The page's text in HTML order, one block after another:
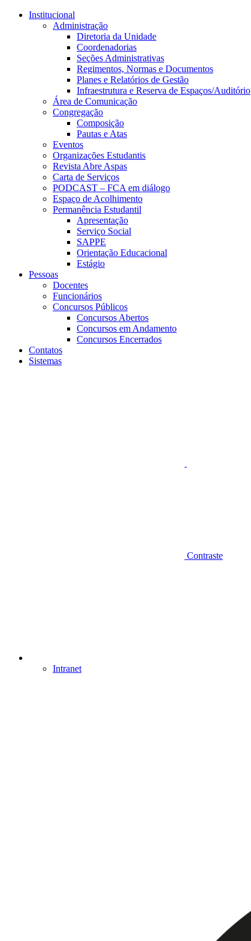
Conteúdo principal
Institucional
Administração
Diretoria da Unidade
Coordenadorias
Seções Administrativas
Regimentos, Normas e Documentos
Planes e Relatórios de Gestão
Infraestrutura e Reserva de Espaços/Auditório
Área de Comunicação
Congregação
Composição
Pautas e Atas
Eventos
Organizações Estudantis
Revista Abre Aspas
Carta de Serviços
PODCAST – FCA em diálogo
Espaço de Acolhimento
Permanência Estudantil
Apresentação
Serviço Social
SAPPE
Orientação Educacional
Estágio
Pessoas
Docentes
Funcionários
Concursos Públicos
Concursos Abertos
Concursos em Andamento
Concursos Encerrados
Contatos
Sistemas
Contraste
Intranet